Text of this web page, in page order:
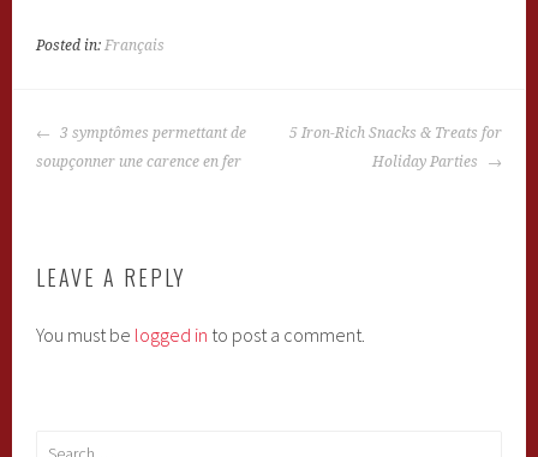
Posted in:Français
POST
NAVIGATION
3 symptômes permettant de
soupçonner une carence en fer
5 Iron-Rich Snacks & Treats for
Holiday Parties
LEAVE A REPLY
You must be logged in to post a comment.
Search